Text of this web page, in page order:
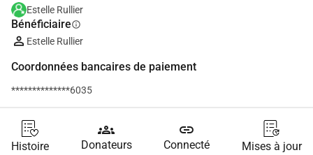
Estelle Rullier
Bénéficiaireinfo
Estelle Rullier
Coordonnées bancaires de paiement
**************6035
Histoire
groups
Donateurs
link
Connecté Mises à jour